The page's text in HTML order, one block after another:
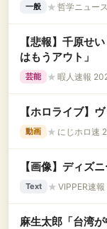
一般 ★ 哲学ニュー
【悲報】千原せ
はもうアウト」
芸能 ★ 暇人速報
【ホロライブ】
動画 ★ にじホロ速
【画像】ディズ
Text ★ VIPPER速
麻生太郎「台湾